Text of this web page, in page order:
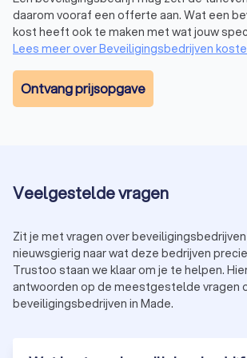
Het proces van beveiliging en
regelen
Een beveiligingsbedrijf in Made volgt
gestructureerd proces om ervoor te zorgen
beveiligingsbehoeften worden vervuld:
Risicoanalyse:een grondige
Implementatie:na akkoord op het
worden de maatregelen uitgevoerd. Dit
inzet van beveiligers tot de installatie
beveiligingssystemen.
Evaluatie en onderhoud:regelmatige
daarom vooraf een offerte aan. Wat een
kost heeft ook te maken met wat jouw
Lees meer over Beveiligingsbedrijven
Ontvang prijsopgave
Veelgestelde vragen
Zit je met vragen over
nieuwsgierig naar wat deze bedrijven
Trustoo staan we klaar om je te helpen.
antwoorden op de meestgestelde vragen
beveiligingsbedrijven in Made.